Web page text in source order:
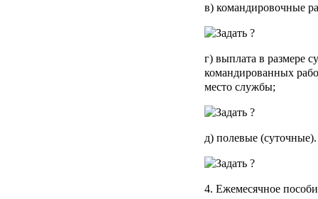
в) командировочные
г) выплата в размере
командированных
место службы;
д) полевые (суточные).
4. Ежемесячное